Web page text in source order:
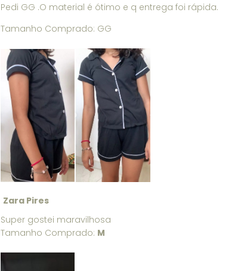
Pedi GG .O material é ótimo e q entrega foi rápida.
Tamanho Comprado: GG
Zara Pires
Super gostei maravilhosa
Tamanho Comprado: M